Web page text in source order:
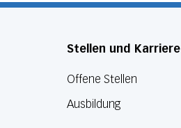
Stellen und Karriere
Offene Stellen
Ausbildung